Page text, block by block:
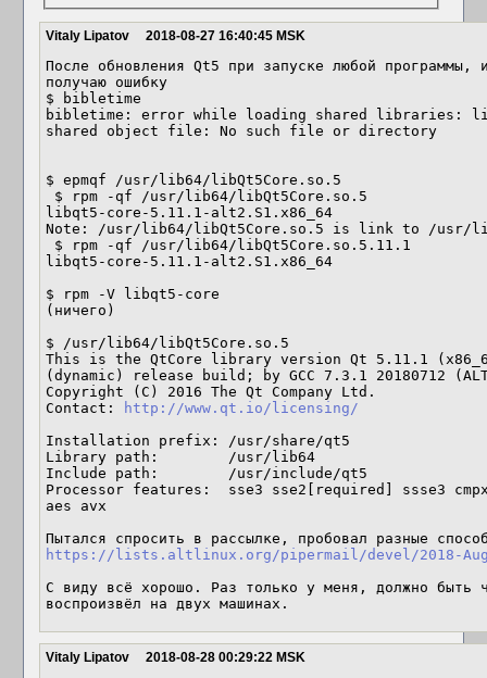
Vitaly Lipatov 2018-08-27 16:40:45 MSK
После обновления Qt5 при запуске любой программы,
получаю ошибку
$ bibletime
bibletime: error while loading shared libraries:
shared object file: No such file or directory
$ epmqf /usr/lib64/libQt5Core.so.5
libqt5-core-5.11.1-alt2.S1.x86_64
Note: /usr/lib64/libQt5Core.so.5 is link to /usr/
libqt5-core-5.11.1-alt2.S1.x86_64
$ rpm -V libqt5-core
(ничего)
$ /usr/lib64/libQt5Core.so.5
This is the QtCore library version Qt 5.11.1
(dynamic) release build; by GCC 7.3.1 20180712
Copyright (C) 2016 The Qt Company Ltd.
Contact:
http://www.qt.io/licensing/
Installation prefix: /usr/share/qt5
Library path:        /usr/lib64
Include path:        /usr/include/qt5
Processor features:  sse3 sse2[required] ssse3
aes avx
https://lists.altlinux.org/pipermail/devel/2018-
С виду всё хорошо. Раз только у меня, должно быть
воспроизвёл на двух машинах.
Vitaly Lipatov 2018-08-28 00:29:22 MSK